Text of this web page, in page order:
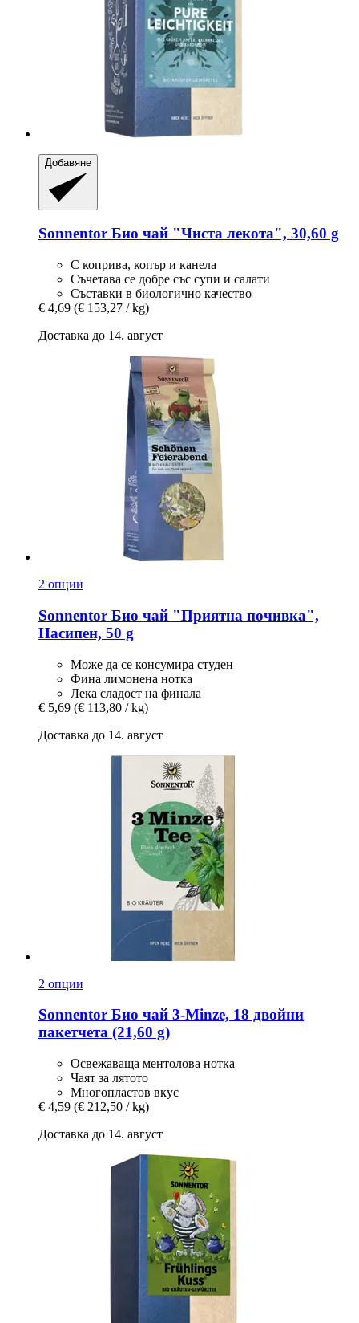
Добавяне
Sonnentor Био чай "Чиста лекота", 30,60 g
С коприва, копър и канела
Съчетава се добре със супи и салати
Съставки в биологично качество
€ 4,69 (€ 153,27 / kg)
Доставка до 14. август
2 опции
Sonnentor Био чай "Приятна почивка",
Насипен, 50 g
Може да се консумира студен
Фина лимонена нотка
Лека сладост на финала
€ 5,69 (€ 113,80 / kg)
Доставка до 14. август
2 опции
Sonnentor Био чай 3-​Minze, 18 двойни
пакетчета (21,60 g)
Освежаваща ментолова нотка
Чаят за лятото
Многопластов вкус
€ 4,59 (€ 212,50 / kg)
Доставка до 14. август